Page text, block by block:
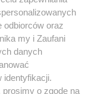
być powielany i
w jakikolwiek sposób (w
odbiorców oraz
my i Zaufani
danych
identyfikacji.
o zgodę na